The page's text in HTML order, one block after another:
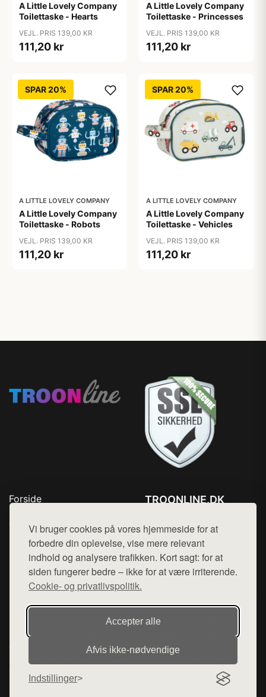
Vi bruger cookies på vores hjemmeside for at
forbedre din oplevelse, vise mere relevant
indhold og analysere trafikken. Kort sagt: for at
siden fungerer bedre – ikke for at være irriterende.
Cookie- og privatlivspolitik.
Accepter alle
Afvis ikke‑nødvendige
Indstillinger
A Little Lovely Company
Toilettaske - Hearts
VEJL. PRIS 139,00 KR
111,20 kr
A Little Lovely Company
Toilettaske - Princesses
VEJL. PRIS 139,00 KR
111,20 kr
SPAR 20%
A LITTLE LOVELY COMPANY
A Little Lovely Company
Toilettaske - Robots
VEJL. PRIS 139,00 KR
111,20 kr
SPAR 20%
A LITTLE LOVELY COMPANY
A Little Lovely Company
Toilettaske - Vehicles
VEJL. PRIS 139,00 KR
111,20 kr
Forside
Top Rabatter
Blog
Kontakt
TROONLINE.DK
Mail: hej@want.dk
Cookie- og privatlivspolitik
Denne side er en del af want.dk, der udgiver en række
hjemmesider med præsentation af forskellige produkter fra
diverse webshops. Der sælges ikke varer fra denne side - vi
henviser til de shops, som sælger varen. Vi har heller ikke
varerne på lager.